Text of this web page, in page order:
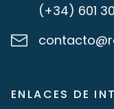
(+34) 601
ENLACES DE